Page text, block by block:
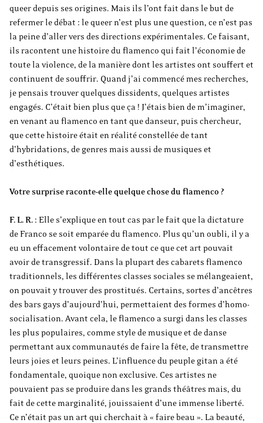
queer depuis ses origines. Mais ils l’ont fait dans le but de
refermer le débat : le queer n’est plus une question, ce n’est pas
la peine d’aller vers des directions expérimentales. Ce faisant,
ils racontent une histoire du flamenco qui fait l’économie de
toute la violence, de la manière dont les artistes ont souffert et
continuent de souffrir. Quand j’ai commencé mes recherches,
je pensais trouver quelques dissidents, quelques artistes
engagés. C’était bien plus que ça ! J’étais bien de m’imaginer,
en venant au flamenco en tant que danseur, puis chercheur,
que cette histoire était en réalité constellée de tant
d’hybridations, de genres mais aussi de musiques et
d’esthétiques.
Votre surprise raconte-elle quelque chose du flamenco ?
F. L. R. : Elle s’explique en tout cas par le fait que la dictature
de Franco se soit emparée du flamenco. Plus qu’un oubli, il y a
eu un effacement volontaire de tout ce que cet art pouvait
avoir de transgressif. Dans la plupart des cabarets flamenco
traditionnels, les différentes classes sociales se mélangeaient,
on pouvait y trouver des prostitués. Certains, sortes d’ancêtres
des bars gays d’aujourd’hui, permettaient des formes d’homo-
socialisation. Avant cela, le flamenco a surgi dans les classes
les plus populaires, comme style de musique et de danse
permettant aux communautés de faire la fête, de transmettre
leurs joies et leurs peines. L’influence du peuple gitan a été
fondamentale, quoique non exclusive. Ces artistes ne
pouvaient pas se produire dans les grands théâtres mais, du
fait de cette marginalité, jouissaient d’une immense liberté.
Ce n’était pas un art qui cherchait à « faire beau ». La beauté,